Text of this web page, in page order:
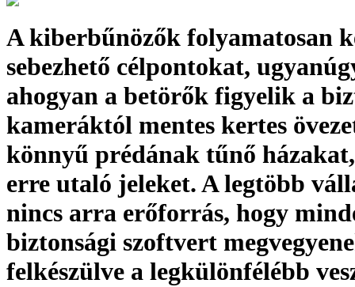
A kiberbűnözők folyamatosan
sebezhető célpontokat,
ahogyan a betörők figyelik a
kameráktól mentes kertes
könnyű prédának tűnő
erre utaló jeleket. A legtöbb
nincs arra erőforrás, hogy
biztonsági szoftvert
felkészülve a legkülönfélébb